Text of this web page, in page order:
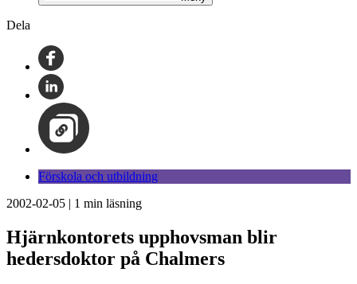
Dela
Förskola och utbildning
2002-02-05 | 1 min läsning
Hjärnkontorets upphovsman blir
hedersdoktor på Chalmers